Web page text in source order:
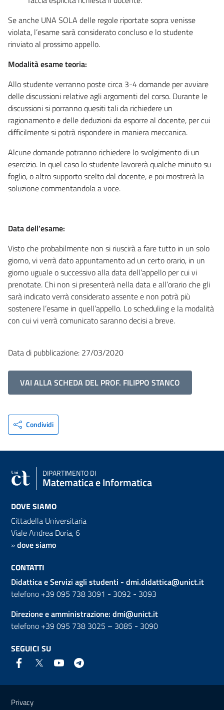
Se anche UNA SOLA delle regole riportate sopra venisse
violata, l’esame sarà considerato concluso e lo studente
rinviato al prossimo appello.
Modalità esame teoria:
Allo studente verranno poste circa 3-4 domande per avviare
delle discussioni relative agli argomenti del corso. Durante le
discussioni si porranno quesiti tali da richiedere un
ragionamento e delle deduzioni da esporre al docente, per cui
difficilmente si potrà rispondere in maniera meccanica.
Alcune domande potranno richiedere lo svolgimento di un
esercizio. In quel caso lo studente lavorerà qualche minuto su
foglio, o altro supporto scelto dal docente, e poi mostrerà la
soluzione commentandola a voce.
Data dell’esame:
Visto che probabilmente non si riuscirà a fare tutto in un solo
giorno, vi verrà dato appuntamento ad un certo orario, in un
giorno uguale o successivo alla data dell’appello per cui vi
prenotate. Chi non si presenterà nella data e all’orario che gli
sarà indicato verrà considerato assente e non potrà più
sostenere l’esame in quell’appello. Lo scheduling e la modalità
con cui vi verrà comunicato saranno decisi a breve.
Data di pubblicazione: 27/03/2020
VAI ALLA SCHEDA DEL PROF. FILIPPO STANCO
Condividi
DIPARTIMENTO DI
Matematica e Informatica
DOVE SIAMO
Cittadella Universitaria
Viale Andrea Doria, 6
»dove siamo
CONTATTI
Didattica e Servizi agli studenti - dmi.didattica@unict.it
telefono +39 095 738 3091 - 3092 - 3093
Direzione e amministrazione: dmi@unict.it
telefono +39 095 738 3025 – 3085 - 3090
SEGUICI SU
Link e informazioni utili
Privacy